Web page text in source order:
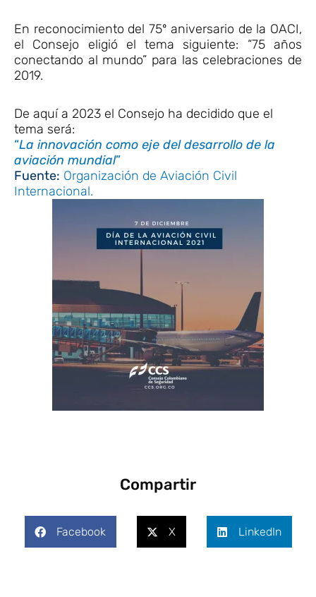
En reconocimiento del 75º aniversario de la OACI,
el Consejo eligió el tema siguiente: “75 años
conectando al mundo” para las celebraciones de
2019.
De aquí a 2023 el Consejo ha decidido que el
tema será:
“La innovación como eje del desarrollo de la
aviación mundial”
Fuente: Organización de Aviación Civil
Internacional.
Compartir
Facebook X LinkedIn